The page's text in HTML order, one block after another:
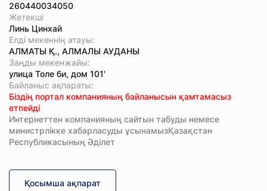
260440034050
Жетекші
Линь Цинхай
Елді мекеннің атауы:
АЛМАТЫ Қ., АЛМАЛЫ АУДАНЫ
Заңды мекенжайы:
улица Толе би, дом 101'
Байланыс ақпараты:
Біздің портал компанияның байланысын қамтамасыз
етпейді
Интернеттен компанияның сайтын табуды немесе
министрлікке хабарласуды ұсынамызҚазақстан
Республикасының Әділет
Қосымша ақпарат